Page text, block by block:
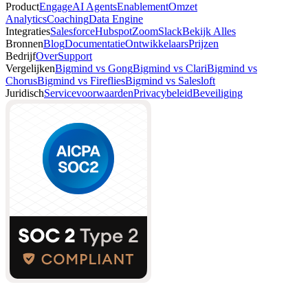
ProductEngageAI AgentsEnablementOmzet
AnalyticsCoachingData Engine
IntegratiesSalesforceHubspotZoomSlackBekijk Alles
BronnenBlogDocumentatieOntwikkelaarsPrijzen
BedrijfOverSupport
VergelijkenBigmind vs GongBigmind vs ClariBigmind vs
ChorusBigmind vs FirefliesBigmind vs Salesloft
JuridischServicevoorwaardenPrivacybeleidBeveiliging